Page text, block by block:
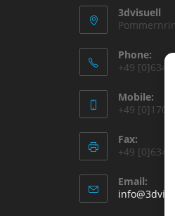
3dvisuell
Phone:
+49 [0]6348
Mobile:
+49 [0]170
Fax:
+49
Email: